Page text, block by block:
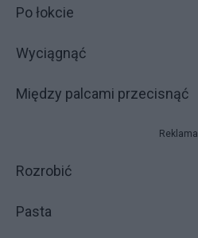
Po łokcie
Wyciągnąć
Między palcami przecisnąć
Reklama
Rozrobić
Pasta